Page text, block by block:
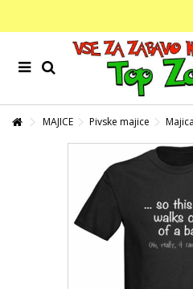
MAJICE Pivske majice